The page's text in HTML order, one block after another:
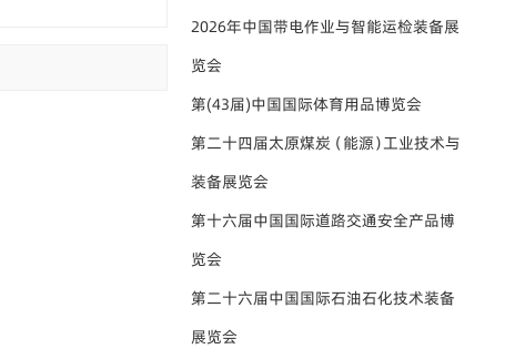
2026年中国带电作业与智能运检装备展
览会
第(43届)中国国际体育用品博览会
第二十四届太原煤炭（能源）工业技术与
装备展览会
第十六届中国国际道路交通安全产品博
览会
第二十六届中国国际石油石化技术装备
展览会